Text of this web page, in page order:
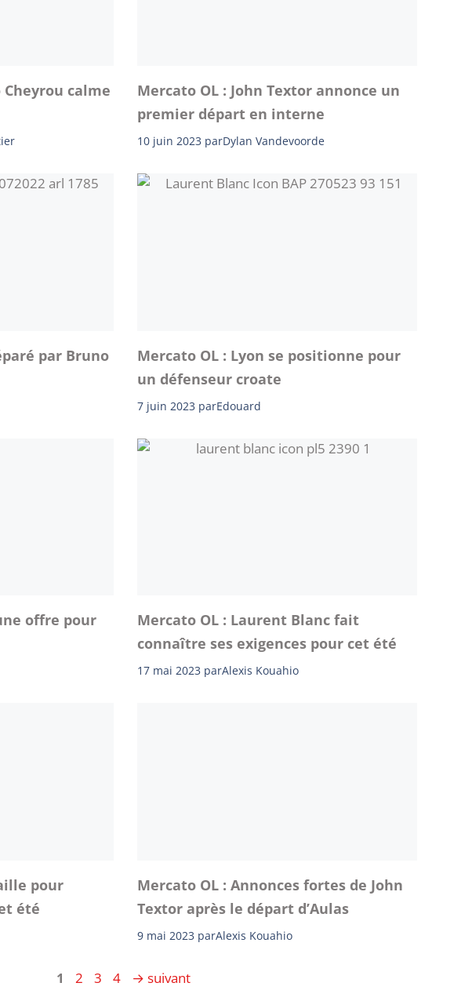
calme
Mercato OL : John Textor annonce un
premier départ en interne
10 juin 2023 parDylan Vandevoorde
par Bruno
Mercato OL : Lyon se positionne pour
un défenseur croate
7 juin 2023 parEdouard
offre pour
Mercato OL : Laurent Blanc fait
connaître ses exigences pour cet été
17 mai 2023 parAlexis Kouahio
pour
été
Mercato OL : Annonces fortes de John
Textor après le départ d’Aulas
9 mai 2023 parAlexis Kouahio
Page
1 Page
2 Page
3 Page
4 → suivant